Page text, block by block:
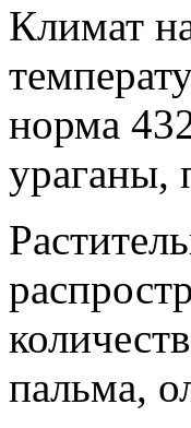
Климат
норма
ураганы,
пальма,